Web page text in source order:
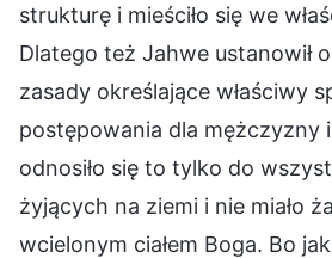
strukturę i mieściło się we
Dlatego też Jahwe ustanowił
zasady określające właściwy
postępowania dla mężczyzny
odnosiło się to tylko do
żyjących na ziemi i nie miało
wcielonym ciałem Boga. Bo